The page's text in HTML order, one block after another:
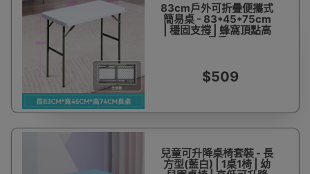
83cm戶外可折疊便攜式
簡易桌 - 83*45*75cm
| 穩固支撐 | 蜂窩頂點高
承重
$509
兒童可升降桌椅套裝 - 長
方型(藍白) | 1桌1椅 | 幼